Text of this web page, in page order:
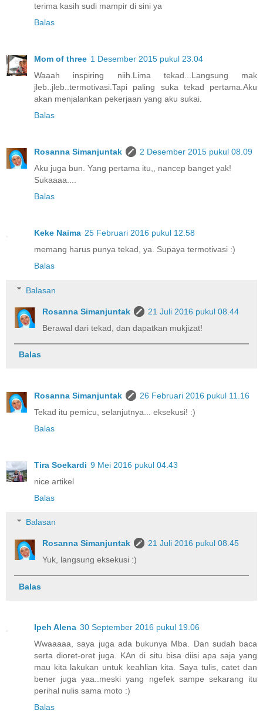
terima kasih sudi mampir di sini ya
Balas
Mom of three 1 Desember 2015 pukul 23.04
Waaah inspiring niih.Lima tekad...Langsung mak
jleb..jleb..termotivasi.Tapi paling suka tekad pertama.Aku
akan menjalankan pekerjaan yang aku sukai.
Balas
Rosanna Simanjuntak
2 Desember 2015 pukul 08.09
Aku juga bun. Yang pertama itu,, nancep banget yak!
Sukaaaa....
Balas
Keke Naima 25 Februari 2016 pukul 12.58
memang harus punya tekad, ya. Supaya termotivasi :)
Balas
Balasan
Rosanna Simanjuntak
21 Juli 2016 pukul 08.44
Berawal dari tekad, dan dapatkan mukjizat!
Balas
Rosanna Simanjuntak
26 Februari 2016 pukul 11.16
Tekad itu pemicu, selanjutnya... eksekusi! :)
Balas
Tira Soekardi 9 Mei 2016 pukul 04.43
nice artikel
Balas
Balasan
Rosanna Simanjuntak
21 Juli 2016 pukul 08.45
Yuk, langsung eksekusi :)
Balas
Ipeh Alena 30 September 2016 pukul 19.06
Wwaaaaa, saya juga ada bukunya Mba. Dan sudah baca
serta dioret-oret juga. KAn di situ bisa diisi apa saja yang
mau kita lakukan untuk keahlian kita. Saya tulis, catet dan
bener juga yaa..meski yang ngefek sampe sekarang itu
perihal nulis sama moto :)
Balas